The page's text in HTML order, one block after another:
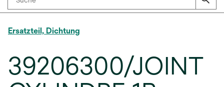
Ersatzteil, Dichtung
39206300/JOINT